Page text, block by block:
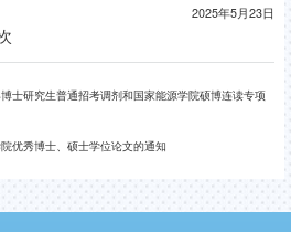
2025年5月23日
士研究生普通招考调剂和国家能源学院硕博连读专项
优秀博士、硕士学位论文的通知